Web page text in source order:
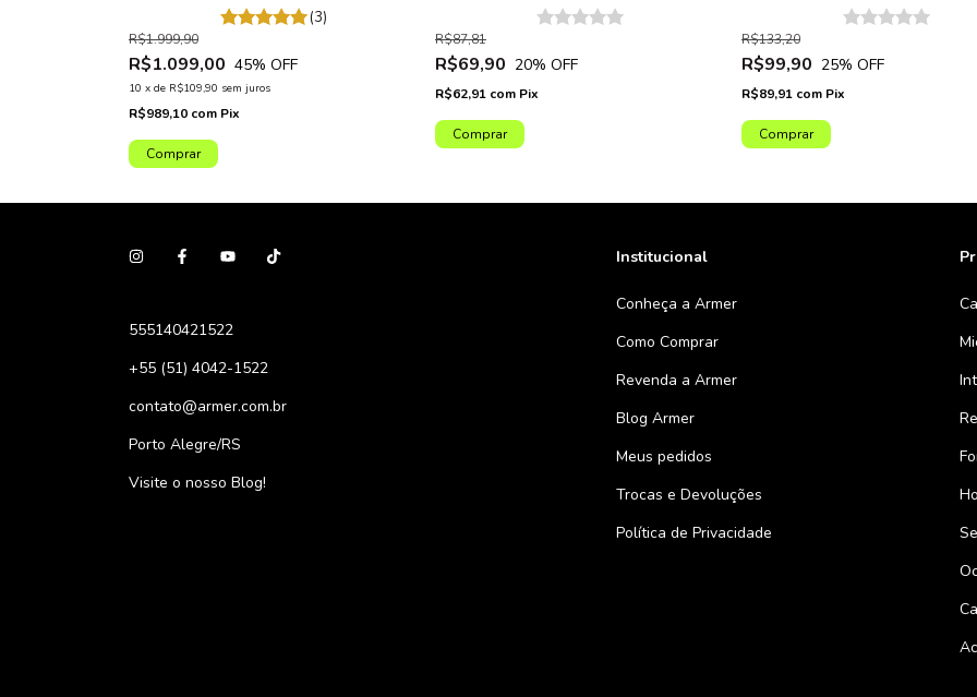
(3)
R$1.099,00
R$1.999,90
45% OFF
10 x de R$109,90 sem juros
R$989,10 com Pix
R$69,90
R$87,81
20% OFF
R$62,91 com Pix
R$99,90
R$133,20
25% OFF
R$89,91 com Pix
555140421522
+55 (51) 4042-1522
contato@armer.com.br
Porto Alegre/RS
Visite o nosso Blog!
Institucional
Conheça a Armer
Como Comprar
Revenda a Armer
Blog Armer
Meus pedidos
Trocas e Devoluções
Política de Privacidade